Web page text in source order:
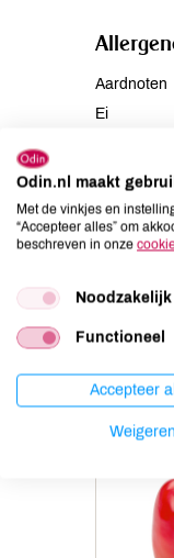
Aardnoten
Ei
Lactose
Lupine
Mosterd
Odin.nl maakt
Met de vinkjes en
“Accepteer alles” om
beschreven in onze
Noodzakelijk
Functioneel
Accepteer
Weigeren